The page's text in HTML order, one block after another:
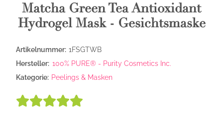
Matcha Green Tea Antioxidant
Hydrogel Mask - Gesichtsmaske
Artikelnummer: 1FSGTWB
Hersteller: 100% PURE® - Purity Cosmetics Inc.
Kategorie: Peelings & Masken